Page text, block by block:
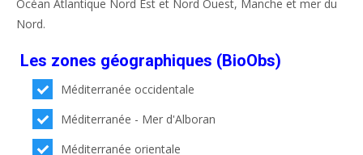
Océan Atlantique Nord Est et Nord Ouest, Manche et mer du
Nord.
Les zones géographiques (BioObs)
Méditerranée occidentale
Méditerranée - Mer d'Alboran
Méditerranée orientale